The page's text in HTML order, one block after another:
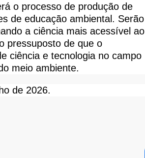
o processo de produção de
de educação ambiental. Serão
a ciência mais acessível ao
pressuposto de que o
ciência e tecnologia no campo
meio ambiente.
de 2026.